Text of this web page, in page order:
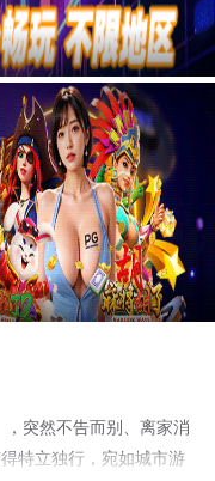
突然不告而别、离家消
特立独行，宛如城市游